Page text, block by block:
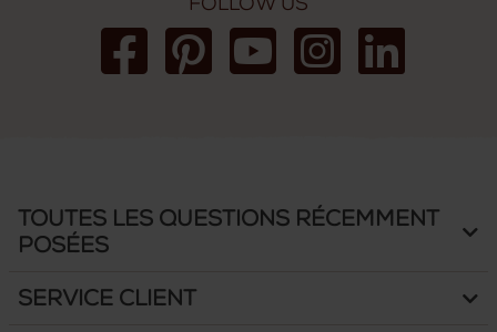
Toutes les questions récemment
posées
Service client